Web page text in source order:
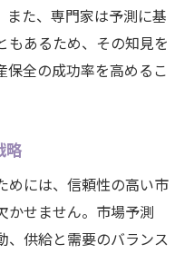
また、専門家は予測に基
もあるため、その知見を
保全の成功率を高めるこ
略
めには、信頼性の高い市
かせません。市場予測
、供給と需要のバランス